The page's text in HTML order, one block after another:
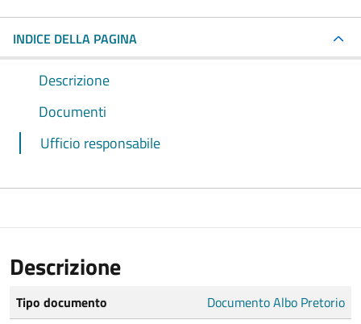
INDICE DELLA PAGINA
Descrizione
Documenti
Ufficio responsabile
Descrizione
Tipo documento
Documento Albo Pretorio